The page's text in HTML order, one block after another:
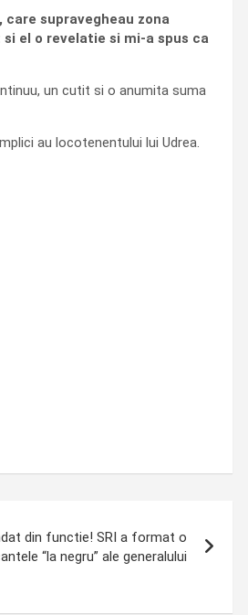
supravegheau zona
el o revelatie si mi-a spus ca
un cutit si o anumita suma
au locotenentului lui Udrea.
din functie! SRI a format o
“la negru” ale generalului